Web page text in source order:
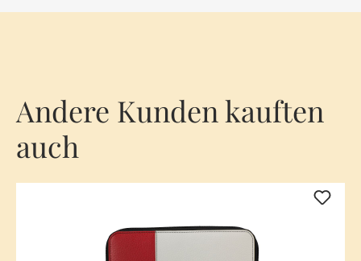
Andere Kunden kauften
auch